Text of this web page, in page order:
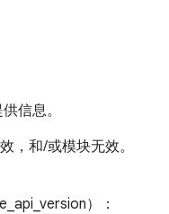
信息。
，和/或模块无效。
）：